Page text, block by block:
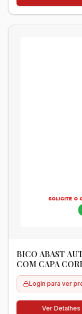
BICO ABAST
COM CAPA
Login para ver
Ver Detalhes